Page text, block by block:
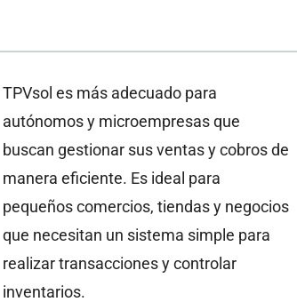
TPVsol es más adecuado para
autónomos y microempresas que
buscan gestionar sus ventas y cobros de
manera eficiente. Es ideal para
pequeños comercios, tiendas y negocios
que necesitan un sistema simple para
realizar transacciones y controlar
inventarios.